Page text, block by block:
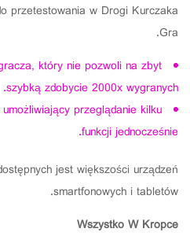
przetestowania w Drogi Kurczaka
Gra.
który nie pozwoli na zbyt
szybką zdobycie 2000x wygranych.
przeglądanie kilku
funkcji jednocześnie.
jest większości urządzeń
smartfonowych i tabletów.
Wszystko W Kropce